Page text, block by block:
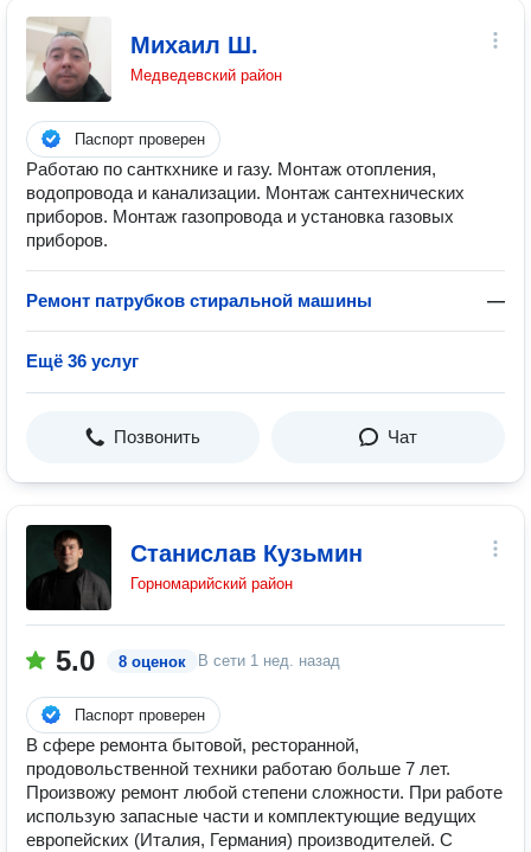
Михаил Ш.
Медведевский район
Паспорт проверен
Работаю по санткхнике и газу. Монтаж отопления,
водопровода и канализации. Монтаж сантехнических
приборов. Монтаж газопровода и установка газовых
приборов.
Ремонт патрубков стиральной машины —
Ещё 36 услуг
Позвонить Чат
Станислав Кузьмин
Горномарийский район
5.0 8 оценок В сети 1 нед. назад
Паспорт проверен
В сфере ремонта бытовой, ресторанной,
продовольственной техники работаю больше 7 лет.
Произвожу ремонт любой степени сложности. При работе
использую запасные части и комплектующие ведущих
европейских (Италия, Германия) производителей. С